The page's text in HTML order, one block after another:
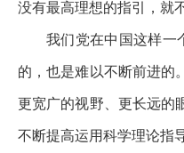
没有最高理想的指引，就
我们党在中国这样一
的，也是难以不断前进的
更宽广的视野、更长远的
不断提高运用科学理论指